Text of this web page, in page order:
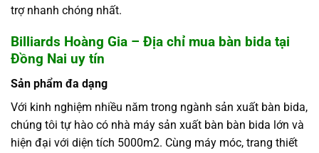
trợ nhanh chóng nhất.
Billiards Hoàng Gia – Địa chỉ mua bàn bida tại
Đồng Nai uy tín
Sản phẩm đa dạng
Với kinh nghiệm nhiều năm trong ngành sản xuất bàn bida,
chúng tôi tự hào có nhà máy sản xuất bàn bàn bida lớn và
hiện đại với diện tích 5000m2. Cùng máy móc, trang thiết